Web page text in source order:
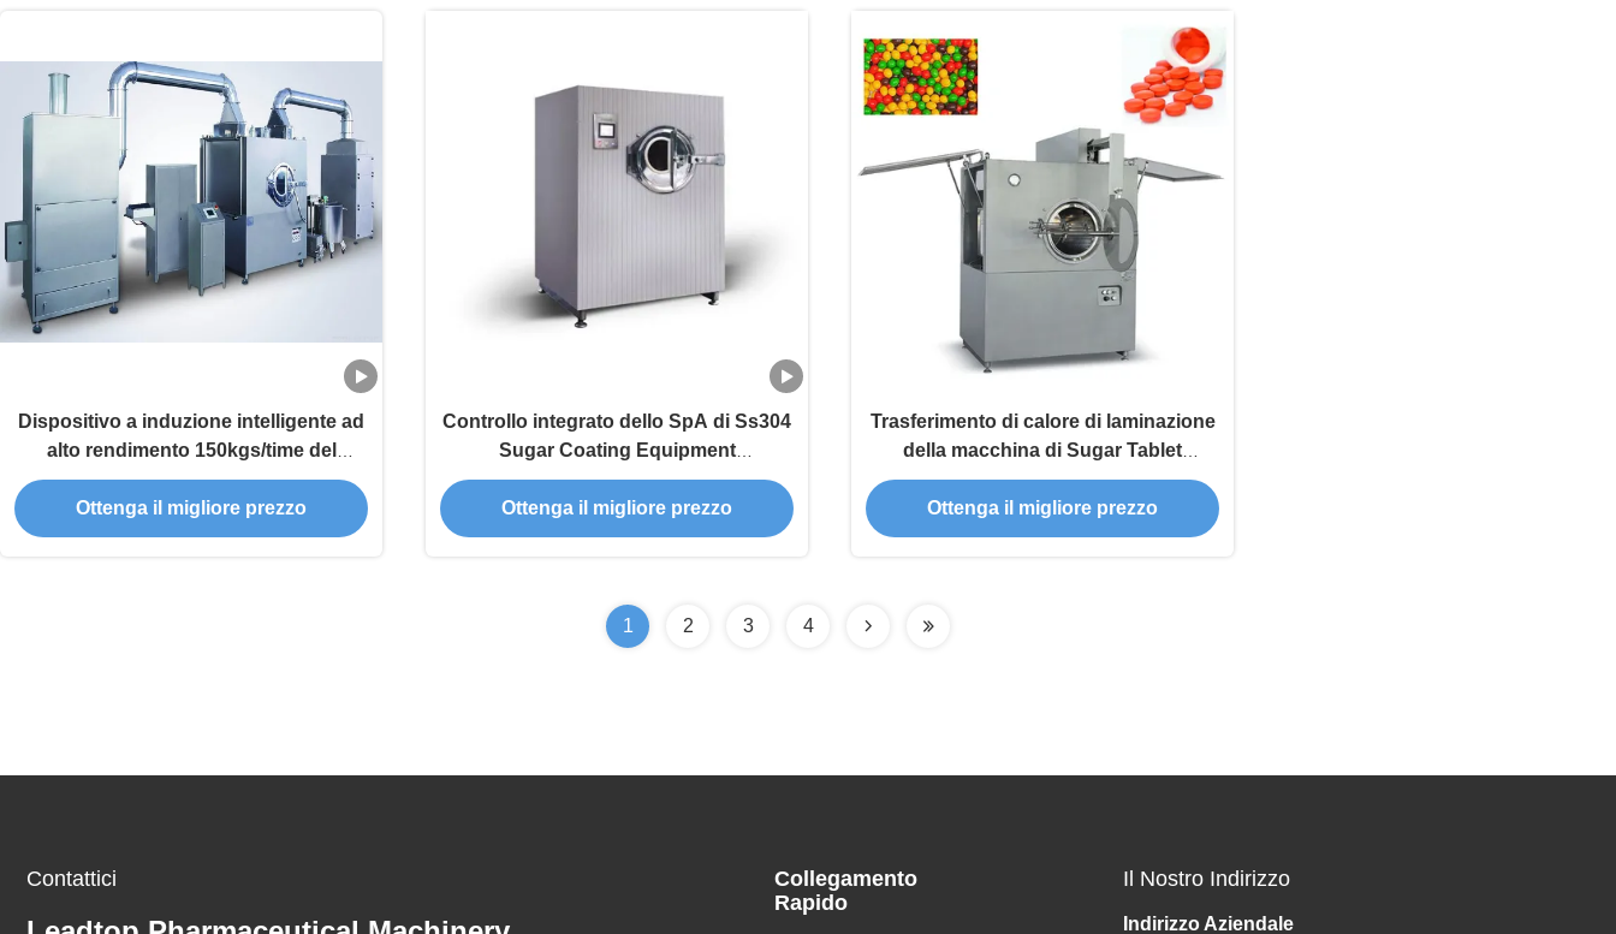
Dispositivo a induzione intelligente ad
alto rendimento 150kgs/time del
cioccolato della macchina di
emulsione
Ottenga il migliore prezzo
Controllo integrato dello SpA di Ss304
Sugar Coating Equipment
Programmable
Ottenga il migliore prezzo
Trasferimento di calore di laminazione
della macchina di Sugar Tablet
Granule Film Coating
Ottenga il migliore prezzo
1 2 3 4
Contattici
Collegamento
Rapido
Il Nostro Indirizzo
Indirizzo Aziendale